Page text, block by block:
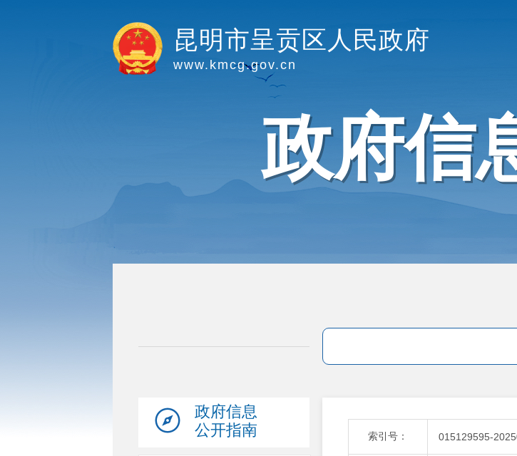
昆明市呈贡区人民政府
www.kmcg.gov.cn
政府信
政府信息
公开指南
索引号： 015129595-